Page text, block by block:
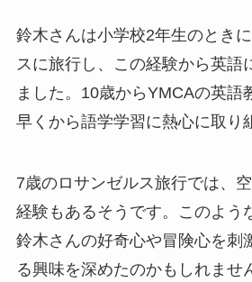
鈴木さんは小学校2年生のとき
スに旅行し、この経験から英語
ました。10歳からYMCAの英語
早くから語学学習に熱心に取り
7歳のロサンゼルス旅行では、
経験もあるそうです。このよう
鈴木さんの好奇心や冒険心を刺
る興味を深めたのかもしれませ